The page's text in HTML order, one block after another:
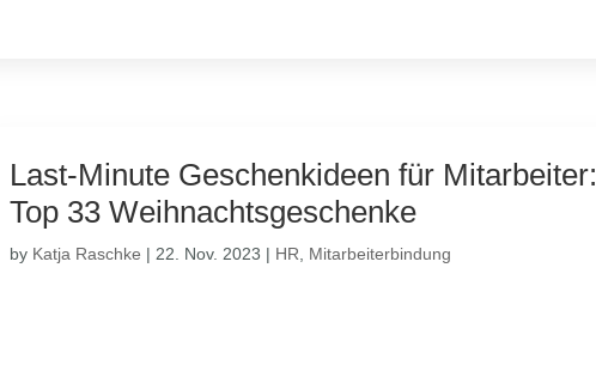
Last-Minute Geschenkideen für Mitarbeiter:
Top 33 Weihnachtsgeschenke
by Katja Raschke | 22. Nov. 2023 | HR Mitarbeiterbindung